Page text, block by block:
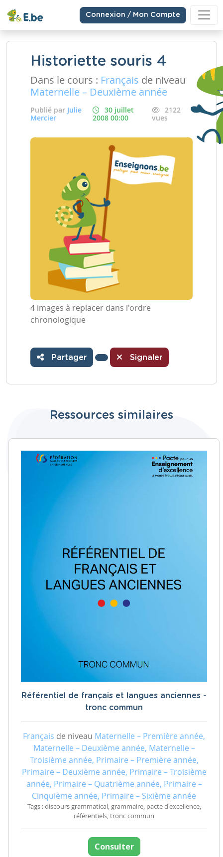
Connexion / Mon Compte
Historiette souris 4
Dans le cours : Français de niveau
Maternelle – Deuxième année
Publié par Julie
Mercier
30 juillet
2008 00:00
2122
vues
4 images à replacer dans l'ordre
chronologique
Partager Signaler
Ressources similaires
Référentiel de français et langues anciennes -
tronc commun
Français de niveau Maternelle – Première année,
Maternelle – Deuxième année, Maternelle –
Troisième année, Primaire – Première année,
Primaire – Deuxième année, Primaire – Troisième
année, Primaire – Quatrième année, Primaire –
Cinquième année, Primaire – Sixième année
Tags : discours grammatical, grammaire, pacte d'excellence,
référentiels, tronc commun
Consulter